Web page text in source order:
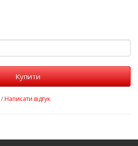
Купити
/Написати відгук